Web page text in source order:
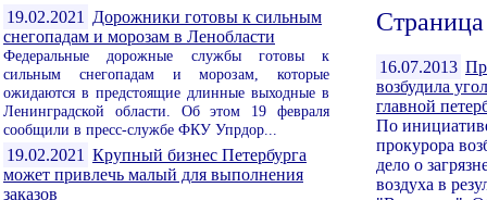
19.02.2021
Дорожники готовы к сильным
снегопадам и морозам в Ленобласти
Федеральные дорожные службы готовы к
сильным снегопадам и морозам, которые
ожидаются в предстоящие длинные выходные в
Ленинградской области. Об этом 19 февраля
сообщили в пресс-службе ФКУ Упрдор...
19.02.2021 Крупный бизнес Петербурга
может привлечь малый для выполнения
заказов
16.07.2013
возбудила
главной
По
прокурора
дело о
воздуха в